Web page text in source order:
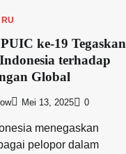
ke-19 Tegaskan
terhadap
Global
Mei 13, 2025 0
menegaskan
pelopor dalam